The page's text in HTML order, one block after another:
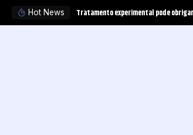
Hot News Tratamento experimental pode